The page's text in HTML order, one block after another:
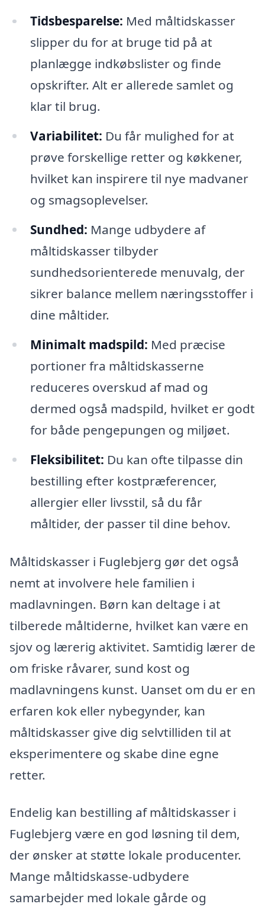
Tidsbesparelse: Med måltidskasser
slipper du for at bruge tid på at
planlægge indkøbslister og finde
opskrifter. Alt er allerede samlet og
klar til brug.
Variabilitet: Du får mulighed for at
prøve forskellige retter og køkkener,
hvilket kan inspirere til nye madvaner
og smagsoplevelser.
Sundhed: Mange udbydere af
måltidskasser tilbyder
sundhedsorienterede menuvalg, der
sikrer balance mellem næringsstoffer i
dine måltider.
Minimalt madspild: Med præcise
portioner fra måltidskasserne
reduceres overskud af mad og
dermed også madspild, hvilket er godt
for både pengepungen og miljøet.
Fleksibilitet: Du kan ofte tilpasse din
bestilling efter kostpræferencer,
allergier eller livsstil, så du får
måltider, der passer til dine behov.
Måltidskasser i Fuglebjerg gør det også
nemt at involvere hele familien i
madlavningen. Børn kan deltage i at
tilberede måltiderne, hvilket kan være en
sjov og lærerig aktivitet. Samtidig lærer de
om friske råvarer, sund kost og
madlavningens kunst. Uanset om du er en
erfaren kok eller nybegynder, kan
måltidskasser give dig selvtilliden til at
eksperimentere og skabe dine egne
retter.
Endelig kan bestilling af måltidskasser i
Fuglebjerg være en god løsning til dem,
der ønsker at støtte lokale producenter.
Mange måltidskasse-udbydere
samarbejder med lokale gårde og